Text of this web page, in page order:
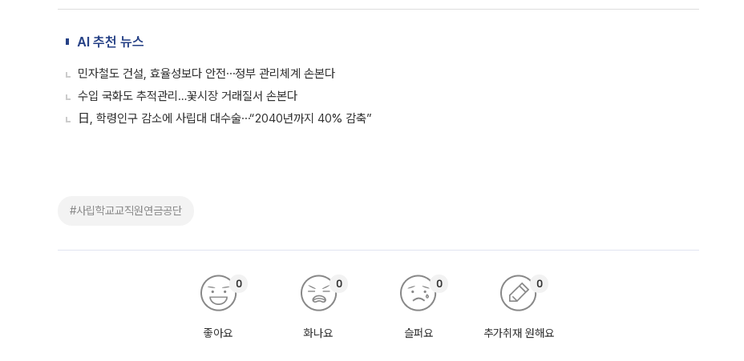
AI 추천 뉴스
민자철도 건설, 효율성보다 안전⋯정부 관리체계 손본다
수입 국화도 추적관리…꽃시장 거래질서 손본다
日, 학령인구 감소에 사립대 대수술⋯“2040년까지 40% 감축”
#사립학교교직원연금공단
좋아요
0
화나요
0
슬퍼요
0
추가취재 원해요
0